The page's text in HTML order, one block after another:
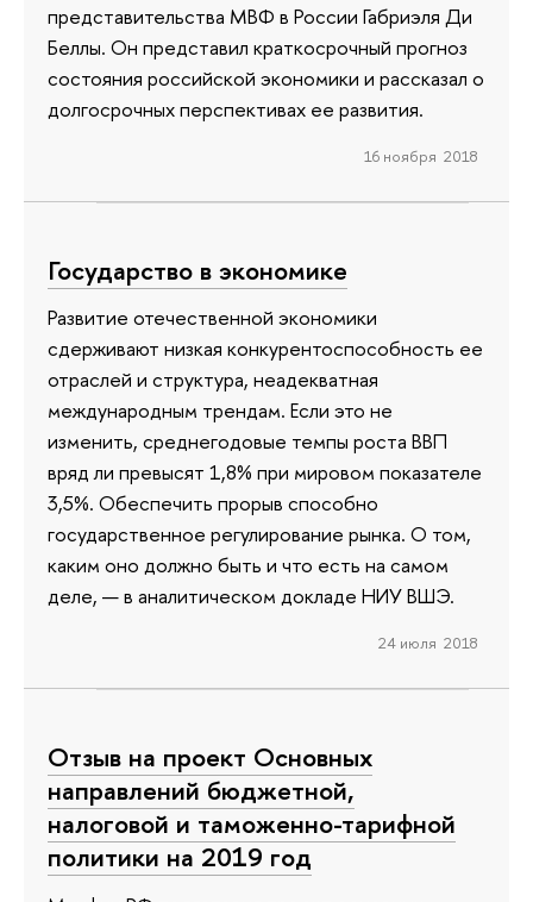
представительства МВФ в России Габриэля Ди
Беллы. Он представил краткосрочный прогноз
состояния российской экономики и рассказал о
долгосрочных перспективах ее развития.
16 ноября 2018
Государство в экономике
Развитие отечественной экономики
сдерживают низкая конкурентоспособность ее
отраслей и структура, неадекватная
международным трендам. Если это не
изменить, среднегодовые темпы роста ВВП
вряд ли превысят 1,8% при мировом показателе
3,5%. Обеспечить прорыв способно
государственное регулирование рынка. О том,
каким оно должно быть и что есть на самом
деле, — в аналитическом докладе НИУ ВШЭ.
24 июля 2018
Отзыв на проект Основных
направлений бюджетной,
налоговой и таможенно-тарифной
политики на 2019 год